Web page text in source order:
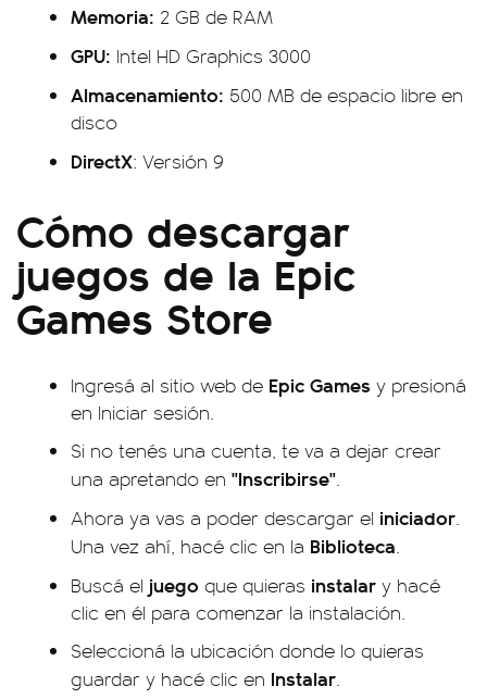
Memoria: 2 GB de RAM
GPU: Intel HD Graphics 3000
Almacenamiento: 500 MB de espacio libre en
disco
DirectX: Versión 9
Cómo descargar
juegos de la Epic
Games Store
Ingresá al sitio web de Epic Games y presioná
en Iniciar sesión.
Si no tenés una cuenta, te va a dejar crear
una apretando en "Inscribirse".
Ahora ya vas a poder descargar el iniciador.
Una vez ahí, hacé clic en la Biblioteca.
Buscá el juego que quieras instalar y hacé
clic en él para comenzar la instalación.
Seleccioná la ubicación donde lo quieras
guardar y hacé clic en Instalar.